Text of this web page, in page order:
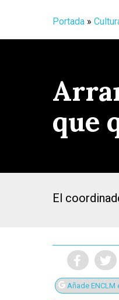
Portada »
que
El
Añade ENCLM